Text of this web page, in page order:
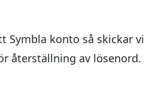
Symbla konto så skickar vi
återställning av lösenord.